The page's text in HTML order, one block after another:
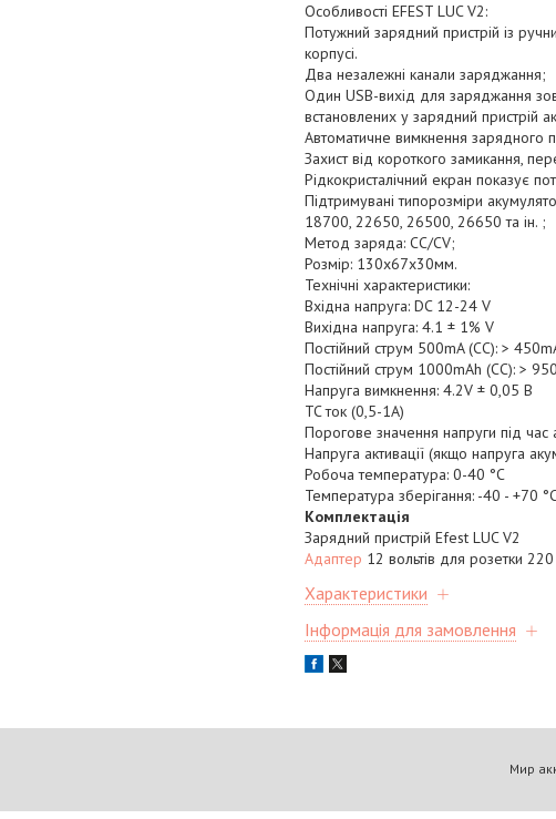
Особливості EFEST LUC V2:
Потужний зарядний пристрій із
корпусі.
Два незалежні канали заряджання;
Один USB-вихід для заряджання
встановлених у зарядний пристрій
Автоматичне вимкнення зарядного
Захист від короткого замикання,
Рідкокристалічний екран показує
Підтримувані типорозміри
18700, 22650, 26500, 26650 та ін. ;
Метод заряда: CC/CV;
Розмір: 130x67x30мм.
Технічні характеристики:
Вхідна напруга: DC 12-24 V
Вихідна напруга: 4.1 ± 1% V
Постійний струм 500mA (CC): >
Постійний струм 1000mAh (CC): >
Напруга вимкнення: 4.2V ± 0,05 В
TC ток (0,5-1A)
Порогове значення напруги під
Напруга активації (якщо напруга
Робоча температура: 0-40 °C
Температура зберігання: -40 - +70
Комплектація
Зарядний пристрій Efest LUC V2
Адаптер 12 вольтів для розетки
Характеристики
Інформація для замовлення